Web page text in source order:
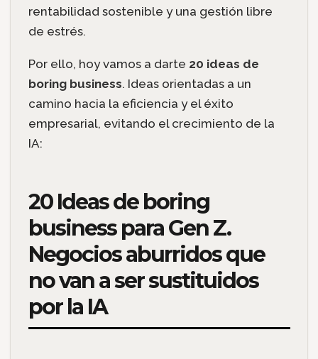
rentabilidad sostenible y una gestión libre
de estrés.
Por ello, hoy vamos a darte 20 ideas de
boring business. Ideas orientadas a un
camino hacia la eficiencia y el éxito
empresarial, evitando el crecimiento de la
IA:
20 Ideas de boring
business para Gen Z.
Negocios aburridos que
no van a ser sustituidos
por la IA